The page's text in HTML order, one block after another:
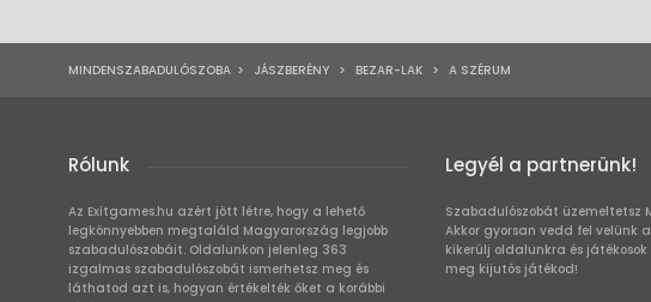
MINDENSZABADULÓSZOBA > JÁSZBERÉNY > BEZAR-LAK > A SZÉRUM
Rólunk
Az Exitgames.hu azért jött létre, hogy a lehető
legkönnyebben megtaláld Magyarország legjobb
szabadulószobáit. Oldalunkon jelenleg 363
izgalmas szabadulószobát ismerhetsz meg és
láthatod azt is, hogyan értékelték őket a korábbi
Legyél a partnerünk!
Szabadulószobát üzemeltetsz
Akkor gyorsan vedd fel velünk
kikerülj oldalunkra és játékosok
meg kijutós játékod!